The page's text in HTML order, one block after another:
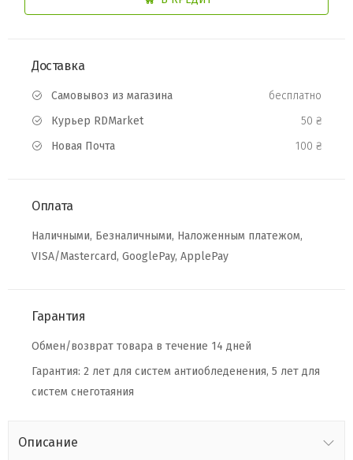
Доставка
Самовывоз из магазина
бесплатно
Курьер RDMarket
50 ₴
Новая Почта
100 ₴
Оплата
Наличными, Безналичными, Наложенным платежом,
VISA/Mastercard, GooglePay, ApplePay
Гарантия
Обмен/возврат товара в течение 14 дней
Гарантия: 2 лет для систем антиобледенения, 5 лет для
систем снеготаяния
Описание